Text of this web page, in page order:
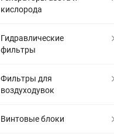
кислорода
Гидравлические
фильтры
Фильтры для
воздуходувок
Винтовые блоки